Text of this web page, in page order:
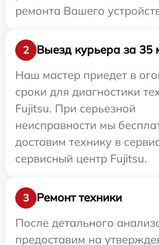
ремонта Вашего
2
Выезд курьера за 35
Наш мастер приедет в
сроки для диагностики
Fujitsu. При серьезной
неисправности мы
доставим технику в
сервисный центр Fujitsu.
3
Ремонт техники
После детального
предоставим на